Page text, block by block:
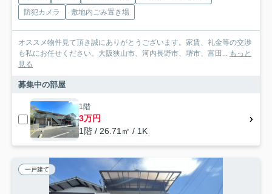
防犯カメラ
敷地内ごみ置き場
オススメ物件見て頂き誠にありがとうございます。家賃、礼金等の交渉
も私にお任せください。大阪狭山市、河内長野市、堺市、富田... もっと
見る
募集中の部屋
1階
3万円
1階 / 26.71㎡ / 1K
一戸建て